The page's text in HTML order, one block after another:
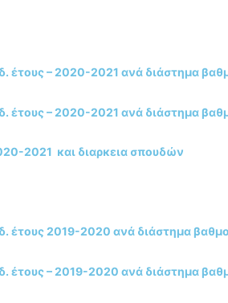
– 2020-2021 ανά διάστημα
– 2020-2021 ανά διάστημα
2021 και διαρκεια σπουδών
2019-2020 ανά διάστημα
– 2019-2020 ανά διάστημα